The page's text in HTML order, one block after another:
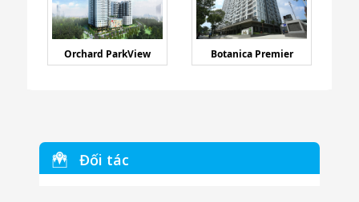
Orchard ParkView Botanica Premier
Đối tác